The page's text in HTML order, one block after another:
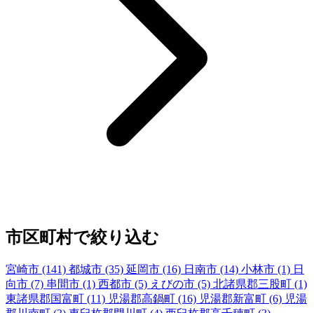
市区町村で絞り込む
宮崎市 (141) 都城市 (35) 延岡市 (16) 日南市 (14) 小林市 (1) 日
向市 (7) 串間市 (1) 西都市 (5) えびの市 (5) 北諸県郡三股町 (1)
東諸県郡国富町 (11) 児湯郡高鍋町 (16) 児湯郡新富町 (6) 児湯